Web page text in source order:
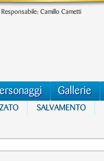
Camillo Cametti
Gallerie
SALVAMENTO